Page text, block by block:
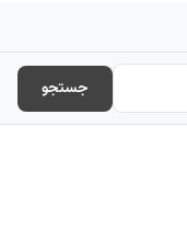
جستجو